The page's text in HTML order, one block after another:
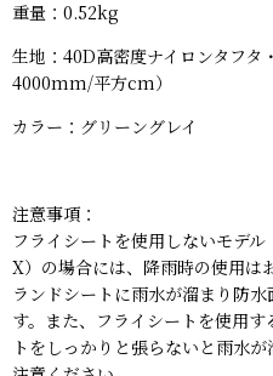
重量：0.52kg
生地：40D高密度ナイロンタフタ
4000mm/平方cm）
カラー：グリーングレイ
注意事項：
フライシートを使用しないモデ
X）の場合には、降雨時の使用は
ランドシートに雨水が溜まり防
す。また、フライシートを使用
トをしっかりと張らないと雨水